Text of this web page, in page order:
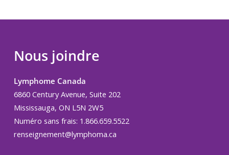
Nous joindre
Lymphome Canada
6860 Century Avenue, Suite 202
Mississauga, ON L5N 2W5
Numéro sans frais: 1.866.659.5522
renseignement@lymphoma.ca